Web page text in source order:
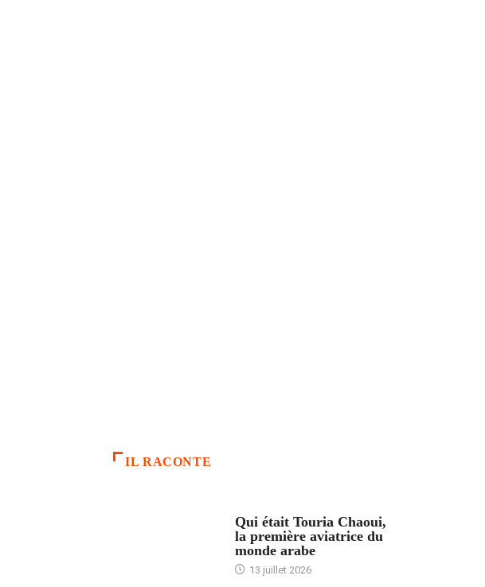
IL RACONTE
Qui était Touria Chaoui,
la première aviatrice du
monde arabe
13 juillet 2026